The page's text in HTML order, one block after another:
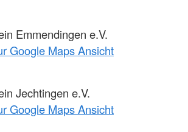
Emmendingen e.V.
Google Maps Ansicht
Jechtingen e.V.
Google Maps Ansicht